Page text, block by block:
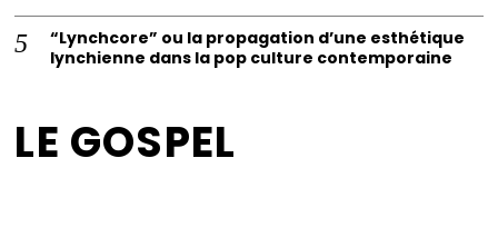
“Lynchcore” ou la propagation d’une esthétique
lynchienne dans la pop culture contemporaine
LE GOSPEL